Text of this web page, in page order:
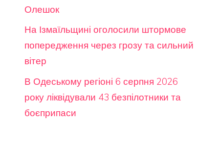
Олешок
На Ізмаїльщині оголосили штормове
попередження через грозу та сильний
вітер
В Одеському регіоні 6 серпня 2026
року ліквідували 43 безпілотники та
боєприпаси